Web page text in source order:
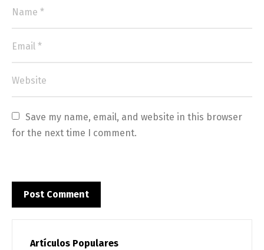
Save my name, email, and website in this browser
for the next time I comment.
Artículos Populares